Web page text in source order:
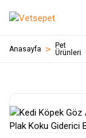
Anasayfa
Pet
Ürünleri